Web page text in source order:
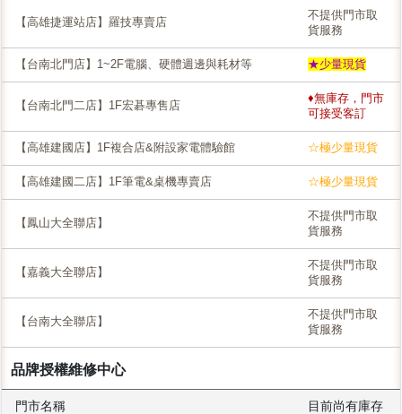
【高雄捷運站店】羅技專賣店
不提供門市取
貨服務
【台南北門店】1~2F電腦、硬體週邊與耗材等 ★少量現貨
【台南北門二店】1F宏碁專售店
♦無庫存，門市
可接受客訂
【高雄建國店】1F複合店&附設家電體驗館 ☆極少量現貨
【高雄建國二店】1F筆電&桌機專賣店 ☆極少量現貨
【鳳山大全聯店】
不提供門市取
貨服務
【嘉義大全聯店】
不提供門市取
貨服務
【台南大全聯店】
不提供門市取
貨服務
品牌授權維修中心
門市名稱 目前尚有庫存